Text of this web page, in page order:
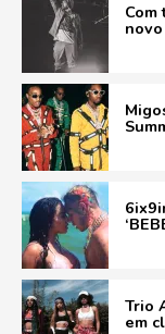
novo
Trio
em